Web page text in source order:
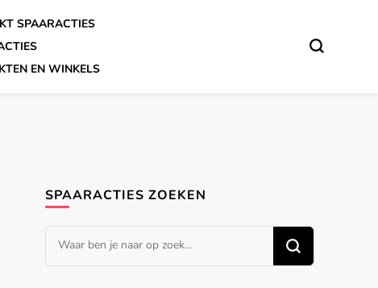
SPAARACTIES
EN WINKELS
SPAARACTIES ZOEKEN
Op
zoek